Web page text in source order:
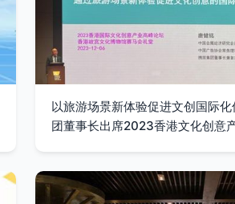
以旅游场景新体验促进文创国际
团董事长出席2023香港文化创意